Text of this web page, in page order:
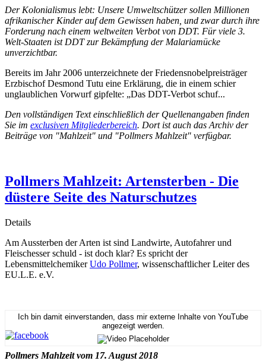
Der Kolonialismus lebt: Unsere Umweltschützer sollen Millionen
afrikanischer Kinder auf dem Gewissen haben, und zwar durch ihre
Forderung nach einem weltweiten Verbot von DDT. Für viele 3.
Welt-Staaten ist DDT zur Bekämpfung der Malariamücke
unverzichtbar.
Bereits im Jahr 2006 unterzeichnete der Friedensnobelpreisträger
Erzbischof Desmond Tutu eine Erklärung, die in einem schier
unglaublichen Vorwurf gipfelte: „Das DDT-Verbot schuf...
Den vollständigen Text einschließlich der Quellenangaben finden
Sie im exclusiven Mitgliederbereich. Dort ist auch das Archiv der
Beiträge von "Mahlzeit" und "Pollmers Mahlzeit" verfügbar.
Pollmers Mahlzeit: Artensterben - Die
düstere Seite des Naturschutzes
Details
Am Aussterben der Arten ist sind Landwirte, Autofahrer und
Fleischesser schuld - ist doch klar? Es spricht der
LebensmittelchemikerUdo Pollmer, wissenschaftlicher Leiter des
EU.L.E. e.V.
Ich bin damit einverstanden, dass mir externe Inhalte von YouTube
angezeigt werden.
Pollmers Mahlzeit vom 17. August 2018